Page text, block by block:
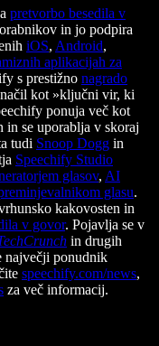
pretvorbo besedila v
in jo podpira
iOS, Android,
aplikacijah za
s prestižno nagrado
kot »ključni vir, ki
ponuja več kot
in se uporablja v skoraj
tudi Snoop Dogg in
Speechify Studio
glasov, AI
glasu.
kakovosten in
v govor. Pojavlja se v
in drugih
največji ponudnik
speechify.com/news,
za več informacij.